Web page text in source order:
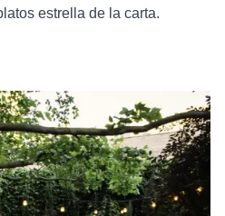
estrella de la carta.